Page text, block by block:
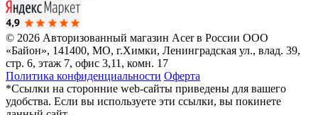
© 2026 Авторизованный магазин Acer в России ООО
«Байон», 141400, МО, г.Химки, Ленинградская ул., влад. 39,
стр. 6, этаж 7, офис 3,11, комн. 17
Политика конфиденциальности Оферта
*Ссылки на сторонние web-сайты приведены для вашего
удобства. Если вы используете эти ссылки, вы покинете